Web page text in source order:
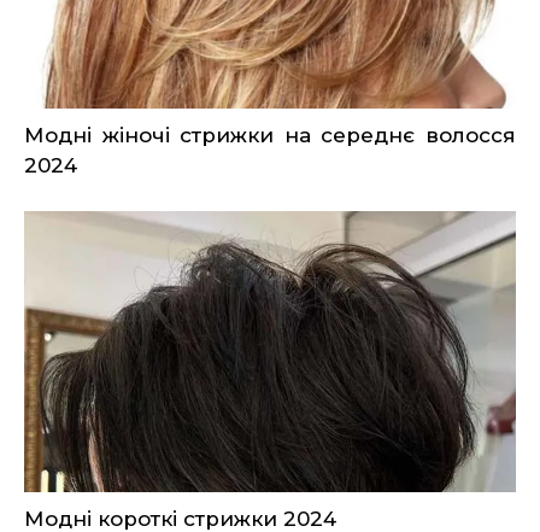
Модні жіночі стрижки на середнє волосся
2024
Модні короткі стрижки 2024